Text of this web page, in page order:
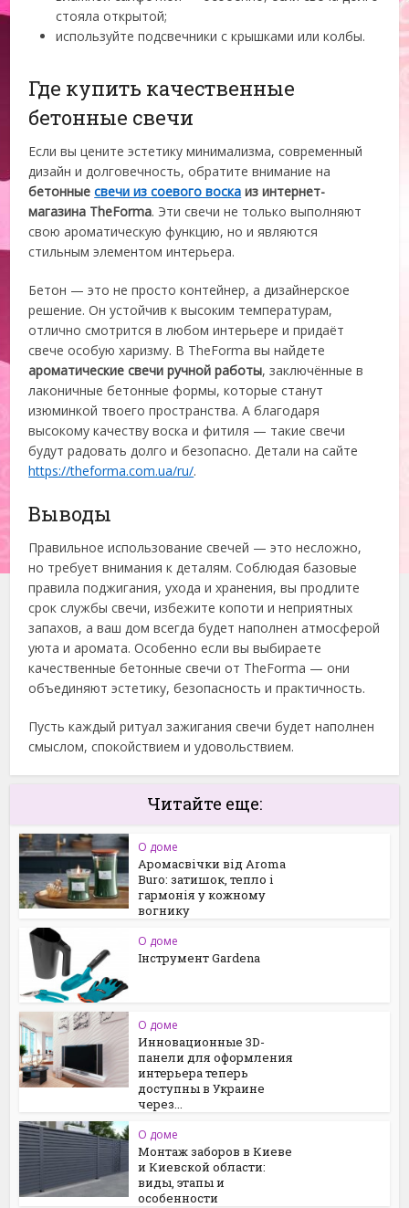
стояла открытой;
используйте подсвечники с крышками или колбы.
Где купить качественные
бетонные свечи
Если вы цените эстетику минимализма, современный
дизайн и долговечность, обратите внимание на
бетонныесвечи из соевого воска из интернет-
магазина TheForma. Эти свечи не только выполняют
свою ароматическую функцию, но и являются
стильным элементом интерьера.
Бетон — это не просто контейнер, а дизайнерское
решение. Он устойчив к высоким температурам,
отлично смотрится в любом интерьере и придаёт
свече особую харизму. В TheForma вы найдете
ароматические свечи ручной работы, заключённые в
лаконичные бетонные формы, которые станут
изюминкой твоего пространства. А благодаря
высокому качеству воска и фитиля — такие свечи
будут радовать долго и безопасно. Детали на сайте
https://theforma.com.ua/ru/.
Выводы
Правильное использование свечей — это несложно,
но требует внимания к деталям. Соблюдая базовые
правила поджигания, ухода и хранения, вы продлите
срок службы свечи, избежите копоти и неприятных
запахов, а ваш дом всегда будет наполнен атмосферой
уюта и аромата. Особенно если вы выбираете
качественные бетонные свечи от TheForma — они
объединяют эстетику, безопасность и практичность.
Пусть каждый ритуал зажигания свечи будет наполнен
смыслом, спокойствием и удовольствием.
Читайте еще:
О доме
Аромасвічки від Aroma
Buro: затишок, тепло і
гармонія у кожному
вогнику
О доме
Інструмент Gardena
О доме
Инновационные 3D-
панели для оформления
интерьера теперь
доступны в Украине
через...
О доме
Монтаж заборов в Киеве
и Киевской области:
виды, этапы и
особенности